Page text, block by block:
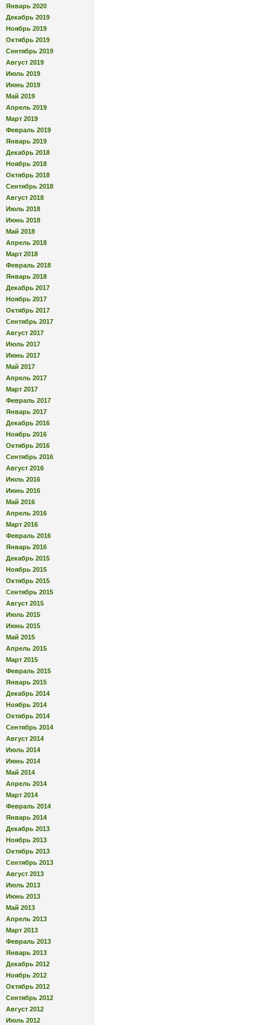
Январь 2020
Декабрь 2019
Ноябрь 2019
Октябрь 2019
Сентябрь 2019
Август 2019
Июль 2019
Июнь 2019
Май 2019
Апрель 2019
Март 2019
Февраль 2019
Январь 2019
Декабрь 2018
Ноябрь 2018
Октябрь 2018
Сентябрь 2018
Август 2018
Июль 2018
Июнь 2018
Май 2018
Апрель 2018
Март 2018
Февраль 2018
Январь 2018
Декабрь 2017
Ноябрь 2017
Октябрь 2017
Сентябрь 2017
Август 2017
Июль 2017
Июнь 2017
Май 2017
Апрель 2017
Март 2017
Февраль 2017
Январь 2017
Декабрь 2016
Ноябрь 2016
Октябрь 2016
Сентябрь 2016
Август 2016
Июль 2016
Июнь 2016
Май 2016
Апрель 2016
Март 2016
Февраль 2016
Январь 2016
Декабрь 2015
Ноябрь 2015
Октябрь 2015
Сентябрь 2015
Август 2015
Июль 2015
Июнь 2015
Май 2015
Апрель 2015
Март 2015
Февраль 2015
Январь 2015
Декабрь 2014
Ноябрь 2014
Октябрь 2014
Сентябрь 2014
Август 2014
Июль 2014
Июнь 2014
Май 2014
Апрель 2014
Март 2014
Февраль 2014
Январь 2014
Декабрь 2013
Ноябрь 2013
Октябрь 2013
Сентябрь 2013
Август 2013
Июль 2013
Июнь 2013
Май 2013
Апрель 2013
Март 2013
Февраль 2013
Январь 2013
Декабрь 2012
Ноябрь 2012
Октябрь 2012
Сентябрь 2012
Август 2012
Июль 2012